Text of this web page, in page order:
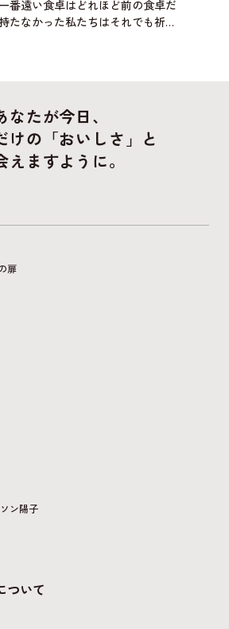
なたが今日、
けの「おいしさ」と
えますように。
扉
ン陽子
ついて